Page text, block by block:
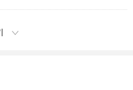
필요에 있어 주님을 의지해야 하
움을 나누어야 합니다.” _06 성
신앙을 위해 무엇이든 희생할 수